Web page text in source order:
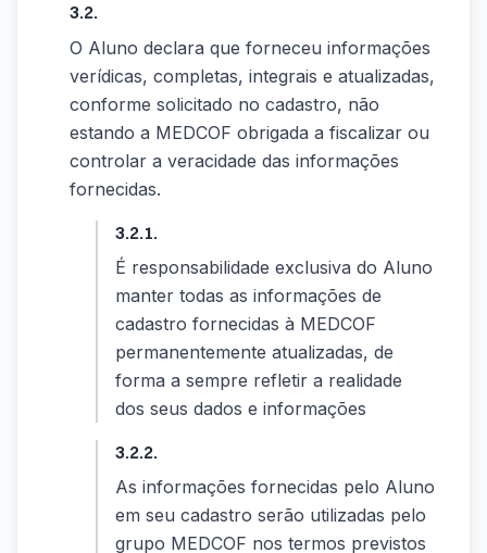
3.2.
O Aluno declara que forneceu informações
verídicas, completas, integrais e atualizadas,
conforme solicitado no cadastro, não
estando a MEDCOF obrigada a fiscalizar ou
controlar a veracidade das informações
fornecidas.
3.2.1.
É responsabilidade exclusiva do Aluno
manter todas as informações de
cadastro fornecidas à MEDCOF
permanentemente atualizadas, de
forma a sempre refletir a realidade
dos seus dados e informações
3.2.2.
As informações fornecidas pelo Aluno
em seu cadastro serão utilizadas pelo
grupo MEDCOF nos termos previstos